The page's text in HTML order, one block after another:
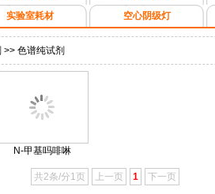
实验室耗材 空心阴级灯
>> 色谱纯试剂
N-甲基吗啡啉
共2条/分1页 上一页 1 下一页